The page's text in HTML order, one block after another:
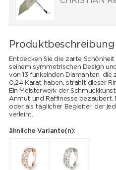
Produktbeschreibung
Entdecken Sie die zarte
seinem symmetrischen Design
von 13 funkelnden Diamanten,
0,24 Karat haben, strahlt dieser
Ein Meisterwerk der
Anmut und Raffinesse bezaubert.
oder als täglicher Begleiter, der
verleiht.
ähnliche Variante(n):